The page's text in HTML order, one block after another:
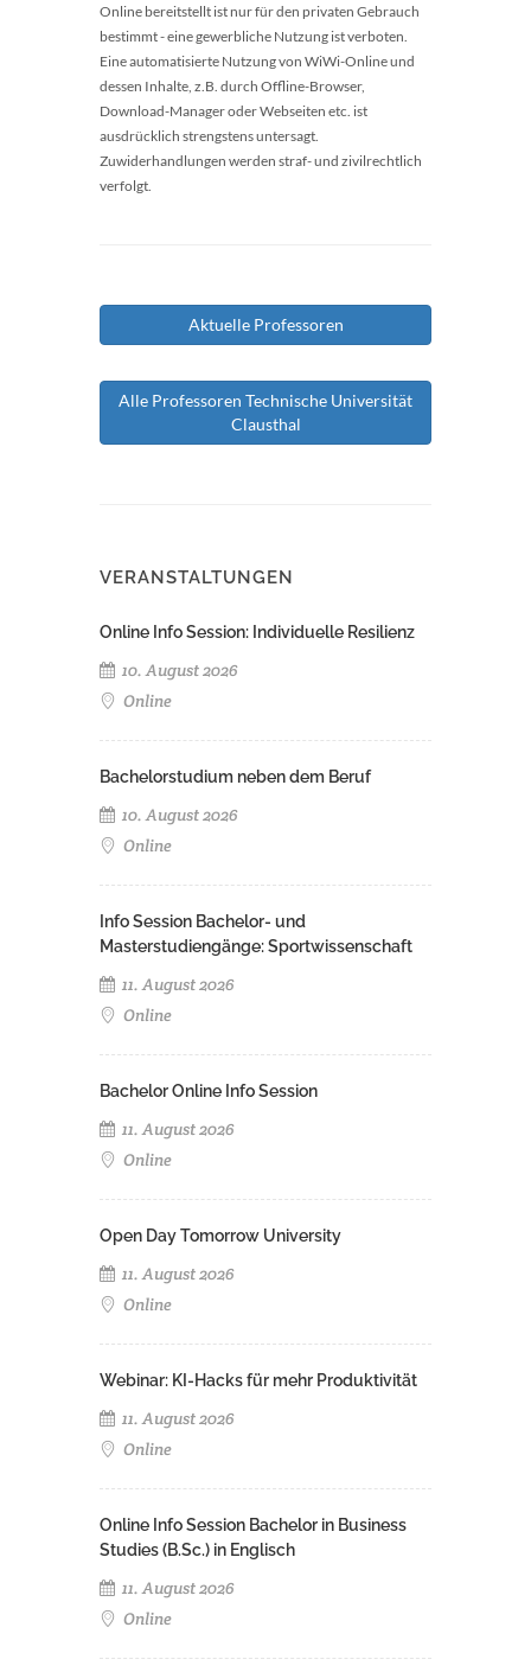
Online bereitstellt ist nur für den privaten Gebrauch
bestimmt - eine gewerbliche Nutzung ist verboten.
Eine automatisierte Nutzung von WiWi-Online und
dessen Inhalte, z.B. durch Offline-Browser,
Download-Manager oder Webseiten etc. ist
ausdrücklich strengstens untersagt.
Zuwiderhandlungen werden straf- und zivilrechtlich
verfolgt.
Aktuelle Professoren
Alle Professoren Technische Universität
Clausthal
VERANSTALTUNGEN
Online Info Session: Individuelle Resilienz
10. August 2026
Online
Bachelorstudium neben dem Beruf
10. August 2026
Online
Info Session Bachelor- und
Masterstudiengänge: Sportwissenschaft
11. August 2026
Online
Bachelor Online Info Session
11. August 2026
Online
Open Day Tomorrow University
11. August 2026
Online
Webinar: KI-Hacks für mehr Produktivität
11. August 2026
Online
Online Info Session Bachelor in Business
Studies (B.Sc.) in Englisch
11. August 2026
Online